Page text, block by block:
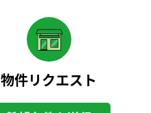
物件リクエスト